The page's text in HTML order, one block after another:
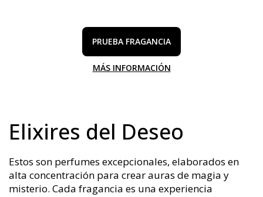
PRUEBA FRAGANCIA
MÁS INFORMACIÓN
Elixires del Deseo
Estos son perfumes excepcionales, elaborados en
alta concentración para crear auras de magia y
misterio. Cada fragancia es una experiencia